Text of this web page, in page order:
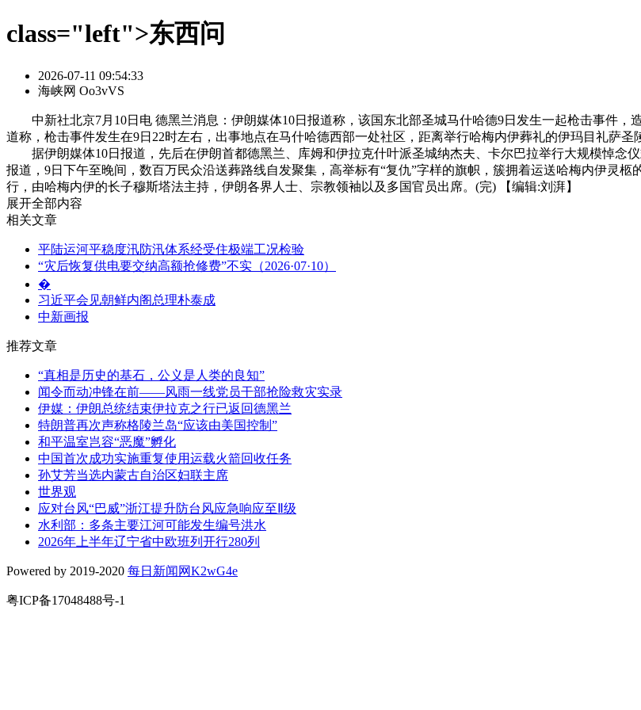
class="left">东西问
2026-07-11 09:54:33
海峡网 Oo3vVS
中新社北京7月10日电 德黑兰消息：伊朗媒体10日报道称，该国东北部圣城马什哈德9日发生一起枪击事件
道称，枪击事件发生在9日22时左右，出事地点在马什哈德西部一处社区，距离举行哈梅内伊葬礼的伊玛目礼
据伊朗媒体10日报道，先后在伊朗首都德黑兰、库姆和伊拉克什叶派圣城纳杰夫、卡尔巴拉举行大规模悼
报道，9日下午至晚间，数百万民众沿送葬路线自发聚集，高举标有“复仇”字样的旗帜，簇拥着运送哈梅内伊灵
行，由哈梅内伊的长子穆斯塔法主持，伊朗各界人士、宗教领袖以及多国官员出席。(完) 【编辑:刘湃】
展开全部内容
相关文章
平陆运河平稳度汛防汛体系经受住极端工况检验
“灾后恢复供电要交纳高额抢修费”不实（2026·07·10）
�
习近平会见朝鲜内阁总理朴泰成
中新画报
推荐文章
“真相是历史的基石，公义是人类的良知”
闻令而动冲锋在前——风雨一线党员干部抢险救灾实录
伊媒：伊朗总统结束伊拉克之行已返回德黑兰
特朗普再次声称格陵兰岛“应该由美国控制”
和平温室岂容“恶魔”孵化
中国首次成功实施重复使用运载火箭回收任务
孙艾芳当选内蒙古自治区妇联主席
世界观
应对台风“巴威”浙江提升防台风应急响应至Ⅱ级
水利部：多条主要江河可能发生编号洪水
2026年上半年辽宁省中欧班列开行280列
Powered by 2019-2020 每日新闻网K2wG4e
粤ICP备17048488号-1